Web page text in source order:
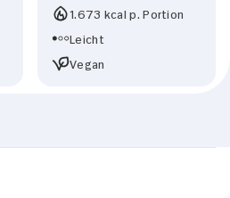
1.673 kcal p. Portion
Leicht
Vegan